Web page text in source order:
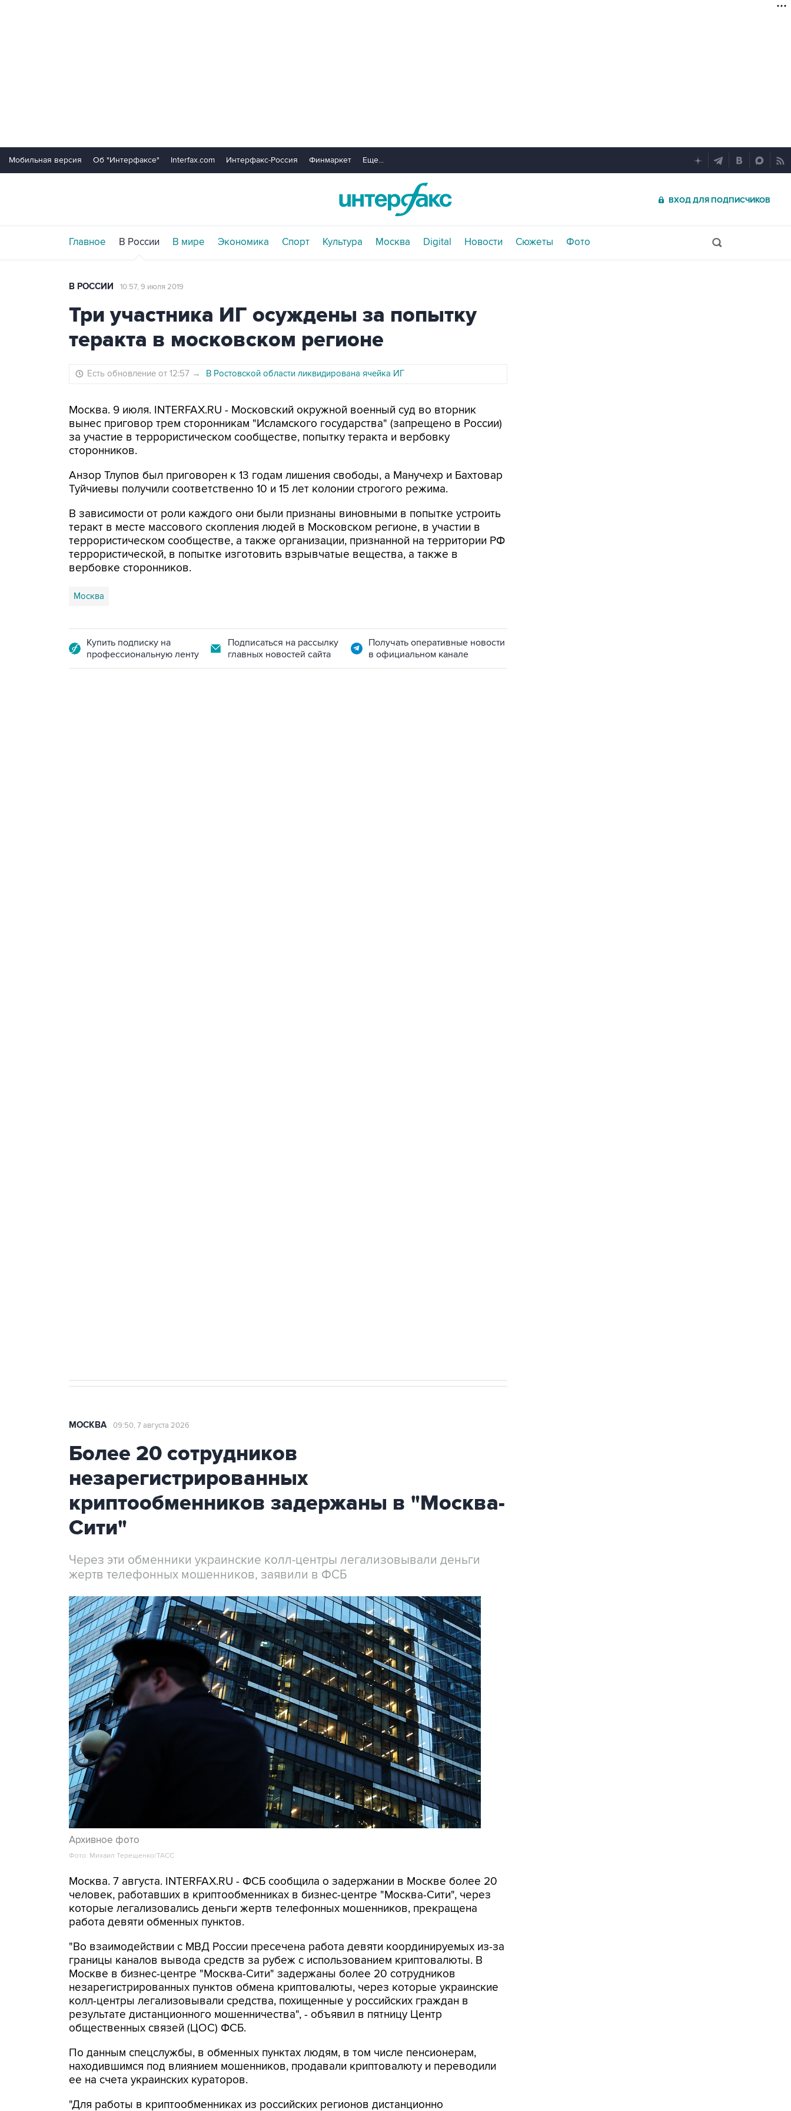
Мобильная версия Об "Интерфаксе" Interfax.com Интерфакс-Россия Финмаркет Еще...
ВХОД ДЛЯ ПОДПИСЧИКОВ
Главное В России В мире Экономика Спорт Культура Москва Digital Новости Сюжеты Фото
В РОССИИ 10:57, 9 июля 2019
Три участника ИГ осуждены за попытку
теракта в московском регионе
Есть обновление от 12:57 → В Ростовской области ликвидирована ячейка ИГ
Москва. 9 июля. INTERFAX.RU - Московский окружной военный суд во вторник
вынес приговор трем сторонникам "Исламского государства" (запрещено в России)
за участие в террористическом сообществе, попытку теракта и вербовку
сторонников.
Анзор Тлупов был приговорен к 13 годам лишения свободы, а Манучехр и Бахтовар
Туйчиевы получили соответственно 10 и 15 лет колонии строгого режима.
В зависимости от роли каждого они были признаны виновными в попытке устроить
теракт в месте массового скопления людей в Московском регионе, в участии в
террористическом сообществе, а также организации, признанной на территории РФ
террористической, в попытке изготовить взрывчатые вещества, а также в
вербовке сторонников.
Москва
Купить подписку на
профессиональную ленту
Подписаться на рассылку
главных новостей сайта
Получать оперативные новости
в официальном канале
МОСКВА 09:50, 7 августа 2026
Более 20 сотрудников
незарегистрированных
криптообменников задержаны в "Москва-
Сити"
Через эти обменники украинские колл-центры легализовывали деньги
жертв телефонных мошенников, заявили в ФСБ
Архивное фото
Фото: Михаил Терещенко/ТАСС
Москва. 7 августа. INTERFAX.RU - ФСБ сообщила о задержании в Москве более 20
человек, работавших в криптообменниках в бизнес-центре "Москва-Сити", через
которые легализовались деньги жертв телефонных мошенников, прекращена
работа девяти обменных пунктов.
"Во взаимодействии с МВД России пресечена работа девяти координируемых из-за
границы каналов вывода средств за рубеж с использованием криптовалюты. В
Москве в бизнес-центре "Москва-Сити" задержаны более 20 сотрудников
незарегистрированных пунктов обмена криптовалюты, через которые украинские
колл-центры легализовывали средства, похищенные у российских граждан в
результате дистанционного мошенничества", - объявил в пятницу Центр
общественных связей (ЦОС) ФСБ.
По данным спецслужбы, в обменных пунктах людям, в том числе пенсионерам,
находившимся под влиянием мошенников, продавали криптовалюту и переводили
ее на счета украинских кураторов.
"Для работы в криптообменниках из российских регионов дистанционно